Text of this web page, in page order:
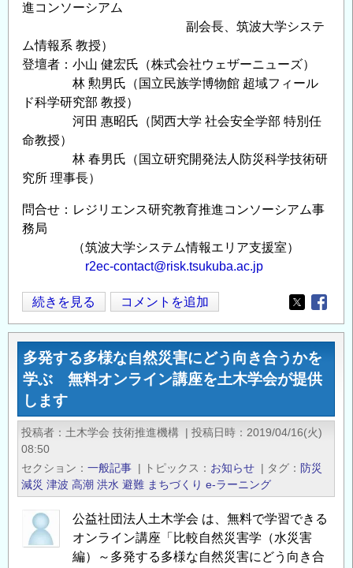
進コンソーシアム
副会長、筑波大学システ
ム情報系 教授）
登壇者：小山 健宏氏（株式会社ウェザーニューズ）
林 勲男氏（国立民族学博物館 超域フィール
ド科学研究部 教授）
河田 惠昭氏（関西大学 社会安全学部 特別任
命教授）
林 春男氏（国立研究開発法人防災科学技術研
究所 理事長）
問合せ：レジリエンス研究教育推進コンソーシアム事
務局
（筑波大学システム情報エリア支援室）
r2ec-contact@risk.tsukuba.ac.jp
Joint
Seminar
減
災・
レ
ジ
リ
エ
ス
研
究
教
続きを見る コメントを追加
Opens in
多発する多様な自然災害にどう向き合うかを
学ぶ 無料オンライン講座を土木学会が提供
します
投稿者 土木学会 技術推進機構 | 投稿日時
2019/04/16(火)
08:50
セクション
一般記事 | トピックス お知らせ | タグ
防災
減災 津波 高潮 洪水 避難 まちづくり e-ラーニング
公益社団法人土木学会 は、無料で学習できる
オンライン講座「比較自然災害学（水災害
編）～多発する多様な自然災害にどう向き合